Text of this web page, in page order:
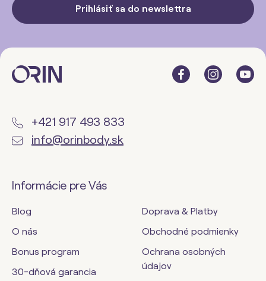
Prihlásiť sa do newslettra
+421 917 493 833
info@orinbody.sk
Informácie pre Vás
Blog
O nás
Bonus program
30-dňová garancia
Doprava & Platby
Obchodné podmienky
Ochrana osobných
údajov